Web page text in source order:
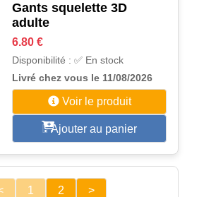
Gants squelette 3D
adulte
6.80 €
Disponibilité : ✅ En stock
Livré chez vous le 11/08/2026
Voir le produit
Ajouter au panier
1 2 >